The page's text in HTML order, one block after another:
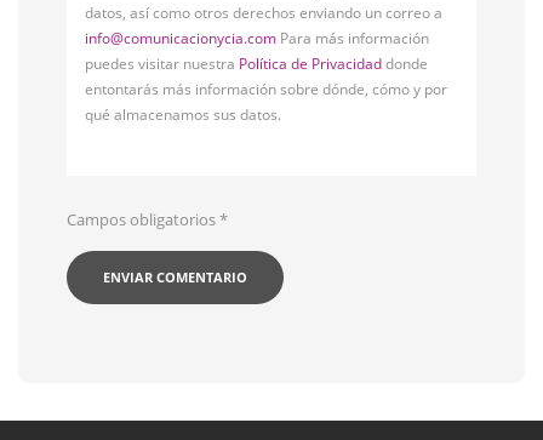
datos, así como otros derechos enviando un correo a
info@comunicacionycia.com Para más información
puedes visitar nuestra Política de Privacidaddonde
entontarás más información sobre dónde, cómo y por
qué almacenamos sus datos.
Campos obligatorios*